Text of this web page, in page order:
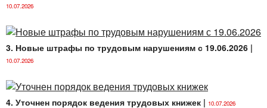
10.07.2026
3. Новые штрафы по трудовым нарушениям с 19.06.2026 |
10.07.2026
4. Уточнен порядок ведения трудовых книжек | 10.07.2026